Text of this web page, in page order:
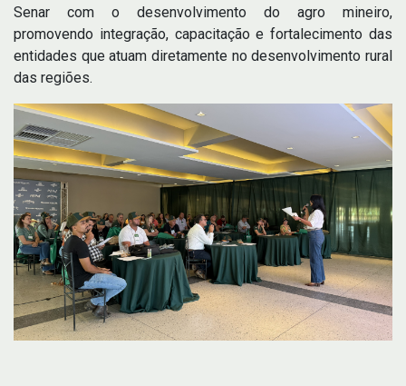
Senar com o desenvolvimento do agro mineiro,
promovendo integração, capacitação e fortalecimento das
entidades que atuam diretamente no desenvolvimento rural
das regiões.